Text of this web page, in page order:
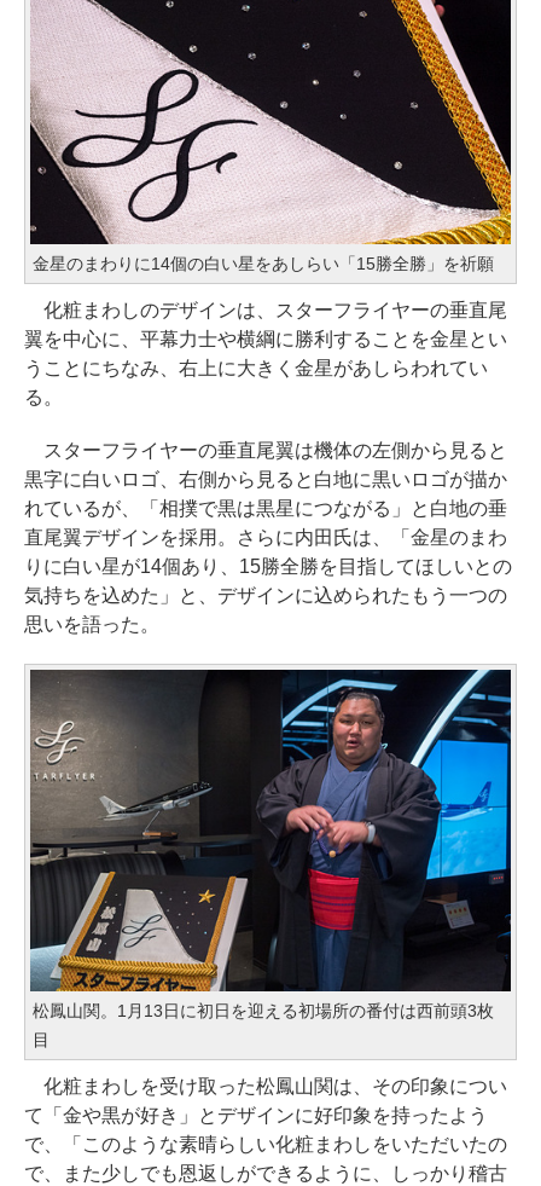
金星のまわりに14個の白い星をあしらい「15勝全勝」を祈願
化粧まわしのデザインは、スターフライヤーの垂直尾
翼を中心に、平幕力士や横綱に勝利することを金星とい
うことにちなみ、右上に大きく金星があしらわれてい
る。
スターフライヤーの垂直尾翼は機体の左側から見ると
黒字に白いロゴ、右側から見ると白地に黒いロゴが描か
れているが、「相撲で黒は黒星につながる」と白地の垂
直尾翼デザインを採用。さらに内田氏は、「金星のまわ
りに白い星が14個あり、15勝全勝を目指してほしいとの
気持ちを込めた」と、デザインに込められたもう一つの
思いを語った。
松鳳山関。1月13日に初日を迎える初場所の番付は西前頭3枚
目
化粧まわしを受け取った松鳳山関は、その印象につい
て「金や黒が好き」とデザインに好印象を持ったよう
で、「このような素晴らしい化粧まわしをいただいたの
で、また少しでも恩返しができるように、しっかり稽古